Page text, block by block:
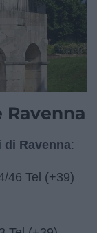
Ravenna
Ravenna:
46 Tel (+39)